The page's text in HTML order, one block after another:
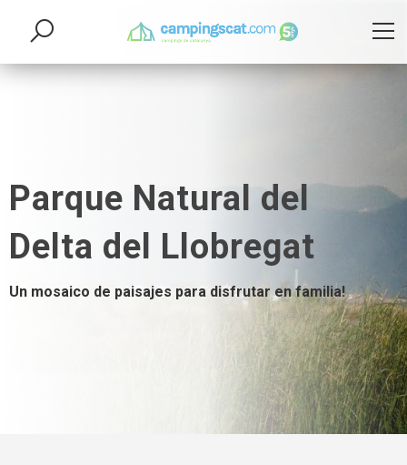
Parque Natural del
Delta del Llobregat
Un mosaico de paisajes para disfrutar en familia!